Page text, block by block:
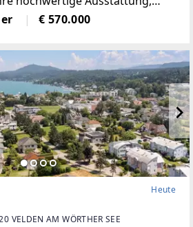
und einen
auf den Wörthersee. Auf rund
€ 570.000
Heute
VELDEN AM WÖRTHER SEE